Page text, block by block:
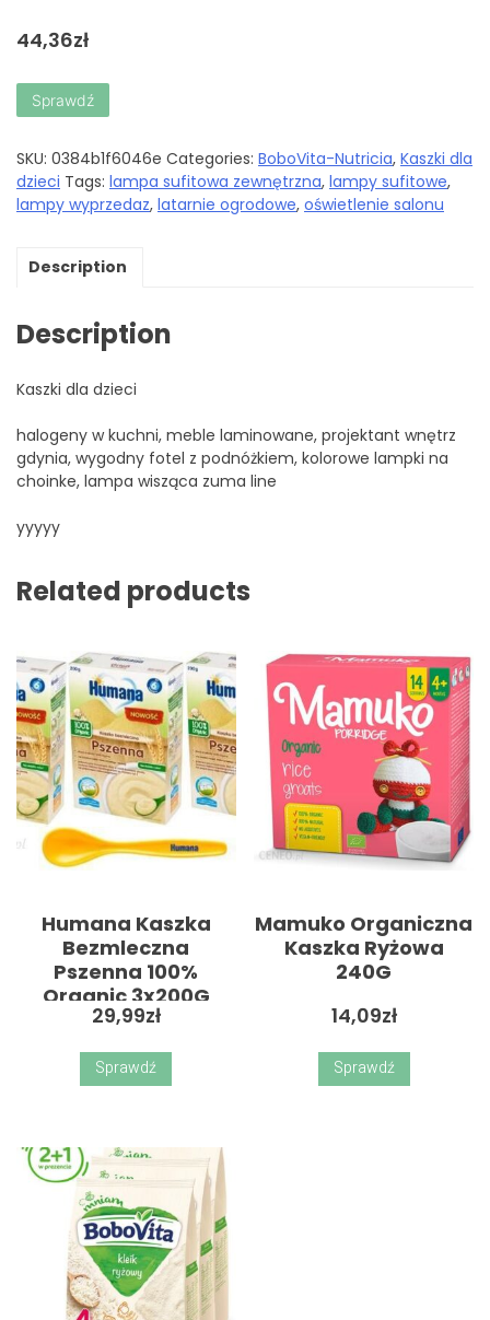
44,36zł
Sprawdź
SKU: 0384b1f6046e Categories: BoboVita-Nutricia, Kaszki dla
dzieci Tags: lampa sufitowa zewnętrzna, lampy sufitowe,
lampy wyprzedaz, latarnie ogrodowe, oświetlenie salonu
Description
Description
Kaszki dla dzieci
halogeny w kuchni, meble laminowane, projektant wnętrz
gdynia, wygodny fotel z podnóżkiem, kolorowe lampki na
choinke, lampa wisząca zuma line
yyyyy
Related products
Humana Kaszka
Bezmleczna
Pszenna 100%
Organic 3x200G
29,99zł
Sprawdź
Mamuko Organiczna
Kaszka Ryżowa
240G
14,09zł
Sprawdź